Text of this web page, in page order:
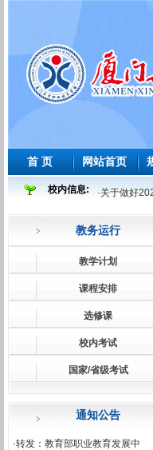
首 页 网站首页
校内信息: ·关于做好
2025-
·2026年师
·2026届及往
·关于做好
关于做好
·2025-2026
· 关于做好
·关于公布
教务运行
教学计划
课程安排
选修课
校内考试
国家/省级考试
通知公告
·转发：教育部职业教育发展中